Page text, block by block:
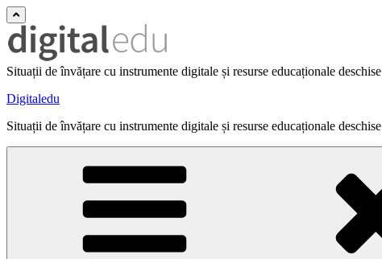
Situații de învățare cu instrumente digitale și resurse educaționale deschise
Digitaledu
Situații de învățare cu instrumente digitale și resurse educaționale deschise